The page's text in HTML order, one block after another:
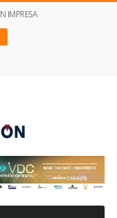
IMPRESA